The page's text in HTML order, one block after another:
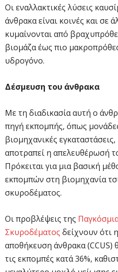
Οι εναλλακτικές λύσεις
άνθρακα είναι κοινές και σε
κυμαίνονται από
βιομάζα έως πιο
υδρογόνο.
Δέσμευση του άνθρακα
Με τη διαδικασία αυτή ο
πηγή εκπομπής, όπως
βιομηχανικές
αποτραπεί η απελευθέρωσή
Πρόκειται για μια βασική
εκπομπών στη βιομηχανία
σκυροδέματος.
Οι προβλέψεις της
Σκυροδέματος δείχνουν ότι
αποθήκευση άνθρακα (CCUS)
τις εκπομπές κατά 36%,